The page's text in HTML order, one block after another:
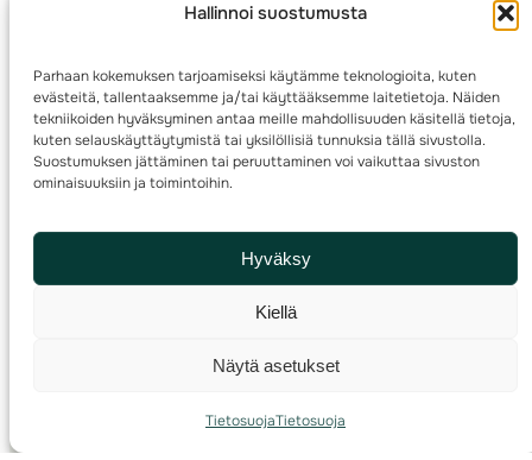
Hallinnoi suostumusta
Parhaan kokemuksen tarjoamiseksi käytämme teknologioita, kuten
evästeitä, tallentaaksemme ja/tai käyttääksemme laitetietoja. Näiden
tekniikoiden hyväksyminen antaa meille mahdollisuuden käsitellä tietoja,
kuten selauskäyttäytymistä tai yksilöllisiä tunnuksia tällä sivustolla.
Suostumuksen jättäminen tai peruuttaminen voi vaikuttaa sivuston
ominaisuuksiin ja toimintoihin.
Hyväksy
Kiellä
Näytä asetukset
TietosuojaTietosuoja
Seura­kehittäminen
Kartoitus
Ratamestari
© 2025 ·Suomen Suunnistusliitto· Valimotie 10, 00380 Helsinki, Finland
info(a)suunnistusliitto.fi,Rastilipun asiat: rastilippu(a)suunnistusliitto.fi
Kilpailut ja kuntorastit – Rastilippu:::Rastilipun ohjeet